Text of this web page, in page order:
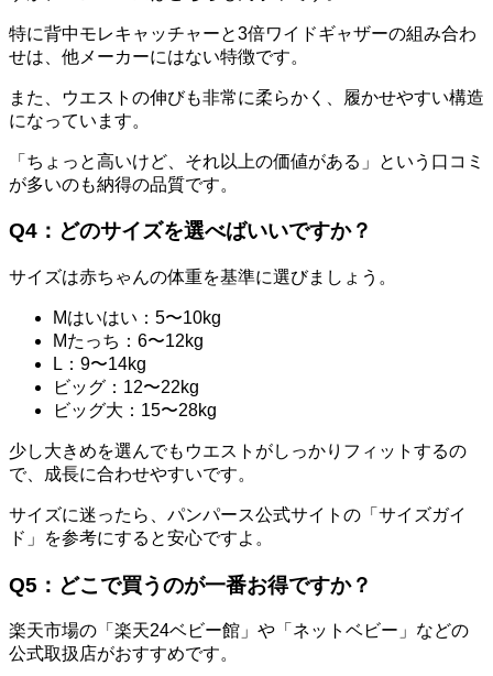
特に背中モレキャッチャーと3倍ワイドギャザーの組み合わ
せは、他メーカーにはない特徴です。
また、ウエストの伸びも非常に柔らかく、履かせやすい構造
になっています。
「ちょっと高いけど、それ以上の価値がある」という口コミ
が多いのも納得の品質です。
Q4：どのサイズを選べばいいですか？
サイズは赤ちゃんの体重を基準に選びましょう。
Mはいはい：5〜10kg
Mたっち：6〜12kg
L：9〜14kg
ビッグ：12〜22kg
ビッグ大：15〜28kg
少し大きめを選んでもウエストがしっかりフィットするの
で、成長に合わせやすいです。
サイズに迷ったら、パンパース公式サイトの「サイズガイ
ド」を参考にすると安心ですよ。
Q5：どこで買うのが一番お得ですか？
楽天市場の「楽天24ベビー館」や「ネットベビー」などの
公式取扱店がおすすめです。